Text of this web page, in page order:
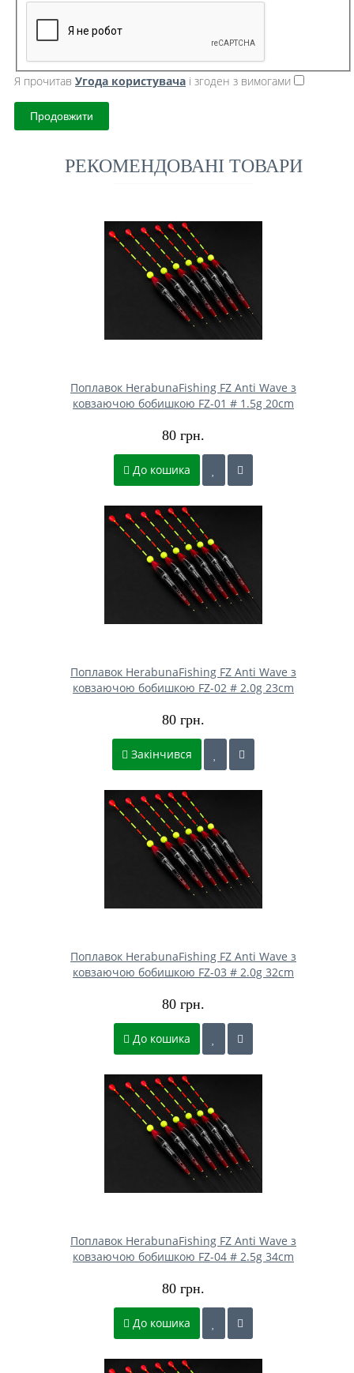
Я прочитав Угода користувача і згоден з вимогами
Продовжити
РЕКОМЕНДОВАНІ ТОВАРИ
Поплавок HerabunaFishing FZ Anti Wave з
ковзаючою бобишкою FZ-01 # 1.5g 20cm
80 грн.
До кошика
Поплавок HerabunaFishing FZ Anti Wave з
ковзаючою бобишкою FZ-02 # 2.0g 23cm
80 грн.
Закінчився
Поплавок HerabunaFishing FZ Anti Wave з
ковзаючою бобишкою FZ-03 # 2.0g 32cm
80 грн.
До кошика
Поплавок HerabunaFishing FZ Anti Wave з
ковзаючою бобишкою FZ-04 # 2.5g 34cm
80 грн.
До кошика